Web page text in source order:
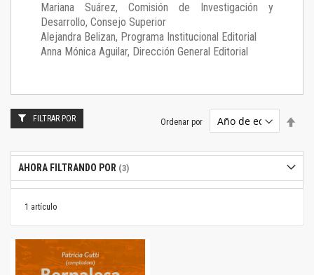
Mariana Suárez, Comisión de Investigación y
Desarrollo, Consejo Superior
Alejandra Belizan, Programa Institucional Editorial
Anna Mónica Aguilar, Dirección General Editorial
1 artículo
Ordenar por
FILTRAR POR
AHORA FILTRANDO POR